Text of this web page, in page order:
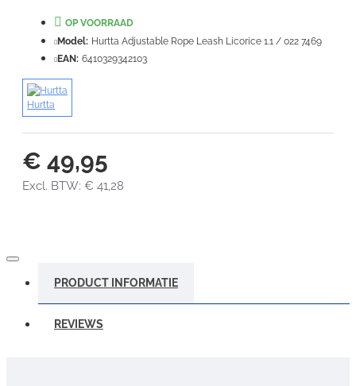
VERDER
€ 49,95
Excl. BTW: € 41,28
OP VOORRAAD
Model: Hurtta Adjustable Rope Leash Licorice 1.1 / 022 7469
EAN: 6410329342103
Hurtta
PRODUCT INFORMATIE
REVIEWS